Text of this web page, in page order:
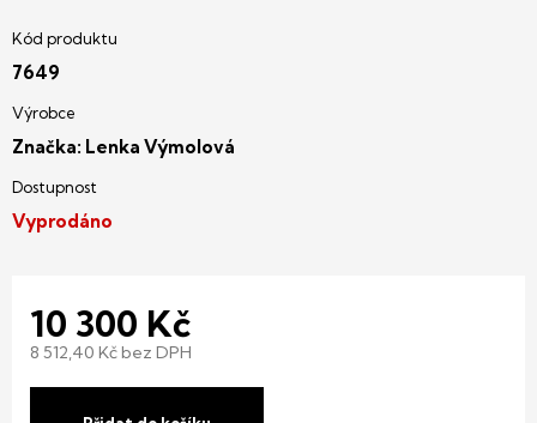
10 300 Kč
8 512,40 Kč bez DPH
7649
Značka: Lenka Výmolová
Vyprodáno